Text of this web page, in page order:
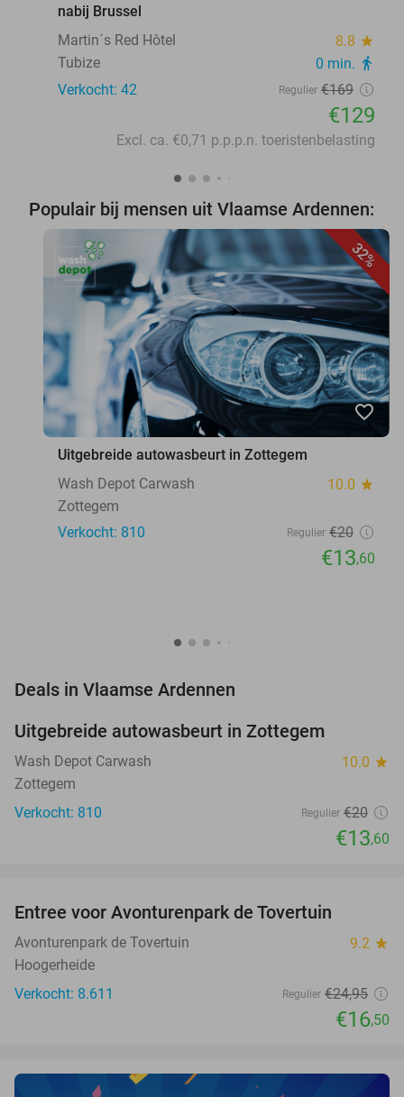
nabij Brussel
Martin´s Red Hôtel
8.8 star
Tubize 0 min. directions_walk
Verkocht: 42 Regulier €169
€129
Excl. ca. €0,71 p.p.p.n. toeristenbelasting
Populair bij mensen uit Vlaamse Ardennen:
32%
favorite_border
Uitgebreide autowasbeurt in Zottegem
Wash Depot Carwash
10.0 star
Zottegem
Verkocht: 810
Regulier €20
€13,60
Deals in Vlaamse Ardennen
Uitgebreide autowasbeurt in Zottegem
Wash Depot Carwash 10.0 star
Zottegem
Verkocht: 810
Regulier €20
€13,60
TODAY
Entree voor Avonturenpark de Tovertuin
Avonturenpark de Tovertuin 9.2 star
Hoogerheide
Verkocht: 8.611
Regulier €24,95
€16,50